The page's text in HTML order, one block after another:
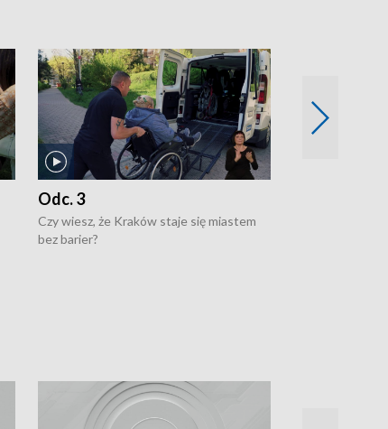
Odc. 3
Czy wiesz, że Kraków staje się miastem
bez barier?